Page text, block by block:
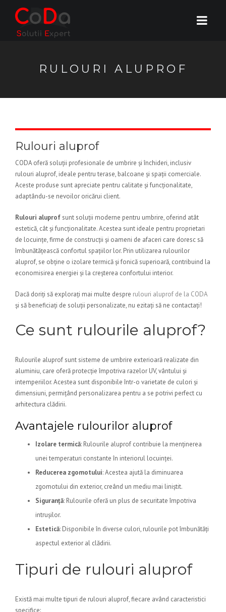
RULOURI ALUPROF
Rulouri aluprof
CODA oferă soluții profesionale de umbrire și închideri, inclusiv
rulouri aluprof, ideale pentru terase, balcoane și spații comerciale.
Aceste produse sunt apreciate pentru calitate și funcționalitate,
adaptându-se nevoilor oricărui client.
Rulouri aluprofsunt soluții moderne pentru umbrire, oferind atât
estetică, cât și funcționalitate. Acestea sunt ideale pentru proprietari
de locuințe, firme de construcții și oameni de afaceri care doresc să
îmbunătățească confortul spațiilor lor. Prin utilizarea rulourilor
aluprof, se obține o izolare termică și fonică superioară, contribuind la
economisirea energiei și la creșterea confortului interior.
Dacă doriți să explorați mai multe despre rulouri aluprof de la CODA
și să beneficiați de soluții personalizate, nu ezitați să ne contactați!
Ce sunt rulourile aluprof?
Rulourile aluprof sunt sisteme de umbrire exterioară realizate din
aluminiu, care oferă protecție împotriva razelor UV, vântului și
intemperiilor. Acestea sunt disponibile într-o varietate de culori și
dimensiuni, permițând personalizarea pentru a se potrivi perfect cu
arhitectura clădirii.
Avantajele rulourilor aluprof
Izolare termică: Rulourile aluprof contribuie la menținerea
unei temperaturi constante în interiorul locuinței.
Reducerea zgomotului: Acestea ajută la diminuarea
zgomotului din exterior, creând un mediu mai liniștit.
Siguranță: Rulourile oferă un plus de securitate împotriva
intrușilor.
Estetică: Disponibile în diverse culori, rulourile pot îmbunătăți
aspectul exterior al clădirii.
Tipuri de rulouri aluprof
Există mai multe tipuri de rulouri aluprof, fiecare având caracteristici
specifice: